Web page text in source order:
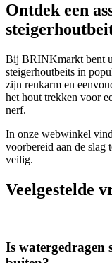
Ontdek een
Bij BRINKmarkt bent u
steigerhoutbeits in
zijn reukarm en
het hout trekken voor
nerf.
In onze webwinkel
voorbereid aan de
veilig.
Veelgestelde
Is watergedragen